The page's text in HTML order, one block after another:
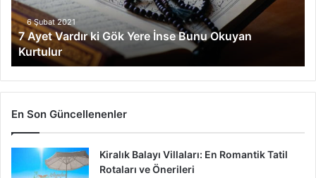
a
r
d
r
k
i
G
e
6 Şubat 2021
7 Ayet Vardır ki Gök Yere İnse Bunu Okuyan
Kurtulur
En Son Güncellenenler
Kiralık Balayı Villaları: En Romantik Tatil
Rotaları ve Önerileri